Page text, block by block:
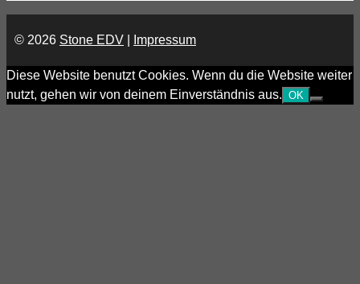
© 2026 Stone EDV Impressum
Diese Website benutzt Cookies. Wenn du die Website weiter
nutzt, gehen wir von deinem Einverständnis aus. OK